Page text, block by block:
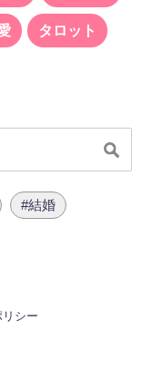
タロット
#結婚
シー